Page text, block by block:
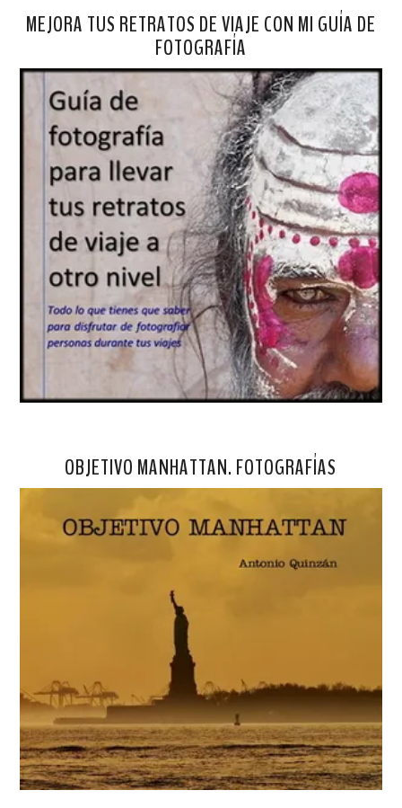
MEJORA TUS RETRATOS DE VIAJE CON MI GUÍA DE
FOTOGRAFÍA
OBJETIVO MANHATTAN. FOTOGRAFÍAS